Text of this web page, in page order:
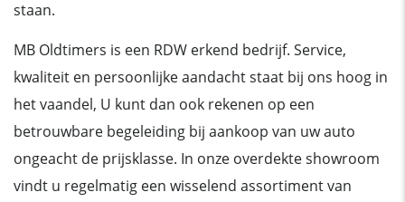
staan.
MB Oldtimers is een RDW erkend bedrijf. Service,
kwaliteit en persoonlijke aandacht staat bij ons hoog in
het vaandel, U kunt dan ook rekenen op een
betrouwbare begeleiding bij aankoop van uw auto
ongeacht de prijsklasse. In onze overdekte showroom
vindt u regelmatig een wisselend assortiment van